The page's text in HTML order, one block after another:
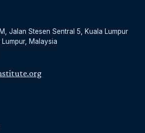
Jalan Stesen Sentral 5, Kuala Lumpur
Malaysia